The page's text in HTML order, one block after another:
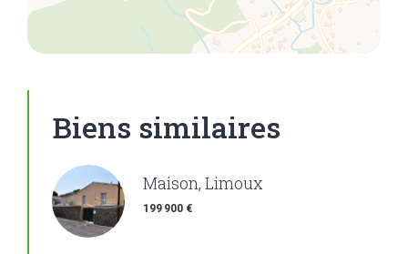
Biens similaires
Maison, Limoux
199 900 €